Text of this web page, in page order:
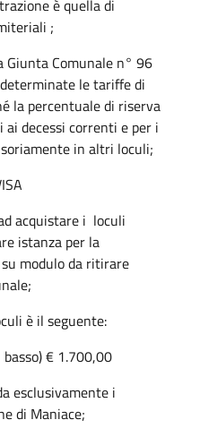
è quella di
;
Giunta Comunale n° 96
le tariffe di
la percentuale di riserva
decessi correnti e per i
in altri loculi;
acquistare i loculi
istanza per la
modulo da ritirare
è il seguente:
€ 1.700,00
esclusivamente i
di Maniace;